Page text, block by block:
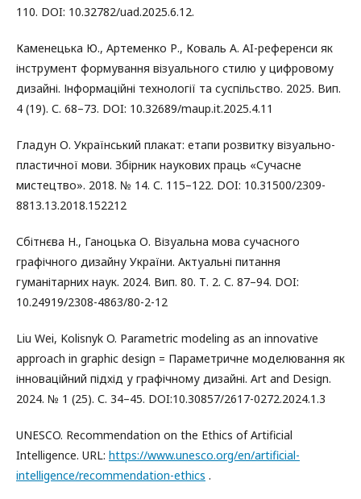
110. DOI: 10.32782/uad.2025.6.12.
Каменецька Ю., Артеменко Р., Коваль А. AI-референси як
інструмент формування візуального стилю у цифровому
дизайні. Інформаційні технології та суспільство. 2025. Вип.
4 (19). С. 68–73. DOI: 10.32689/maup.it.2025.4.11
Гладун О. Український плакат: етапи розвитку візуально-
пластичної мови. Збірник наукових праць «Сучасне
мистецтво». 2018. № 14. С. 115–122. DOI: 10.31500/2309-
8813.13.2018.152212
Сбітнєва Н., Ганоцька О. Візуальна мова сучасного
графічного дизайну України. Актуальні питання
гуманітарних наук. 2024. Вип. 80. Т. 2. С. 87–94. DOI:
10.24919/2308-4863/80-2-12
Liu Wei, Kolisnyk O. Parametric modeling as an innovative
approach in graphic design = Параметричне моделювання як
інноваційний підхід у графічному дизайні. Art and Design.
2024. № 1 (25). С. 34–45. DOI:10.30857/2617-0272.2024.1.3
UNESCO. Recommendation on the Ethics of Artificial
Intelligence. URL: https://www.unesco.org/en/artificial-
intelligence/recommendation-ethics .